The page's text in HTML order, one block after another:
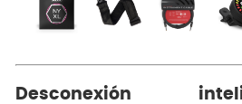
Desconexión